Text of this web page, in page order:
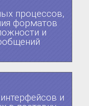
процессов,
форматов
и
и